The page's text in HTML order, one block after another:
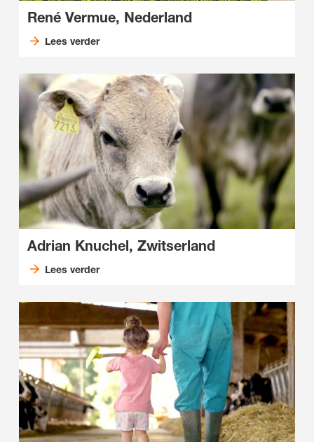
René Vermue, Nederland
Lees verder
Adrian Knuchel, Zwitserland
Lees verder